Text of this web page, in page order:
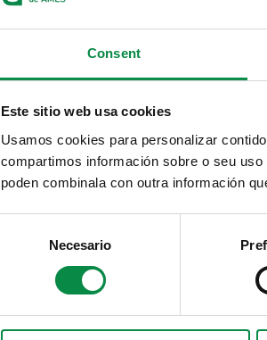
Consent
Este sitio web usa cookies
Usamos cookies para personalizar
compartimos información sobre o seu
poden combinala con outra información
Necesario